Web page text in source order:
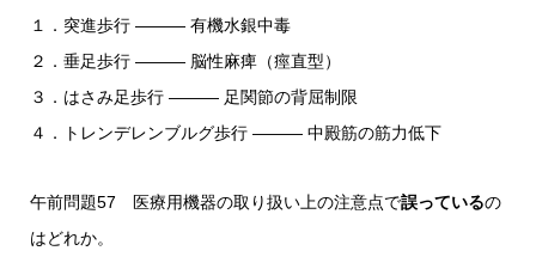
１．突進歩行 ――― 有機水銀中毒
２．垂足歩行 ――― 脳性麻痺（痙直型）
３．はさみ足歩行 ――― 足関節の背屈制限
４．トレンデレンブルグ歩行 ――― 中殿筋の筋力低下
午前問題57 医療用機器の取り扱い上の注意点で誤っているの
はどれか。